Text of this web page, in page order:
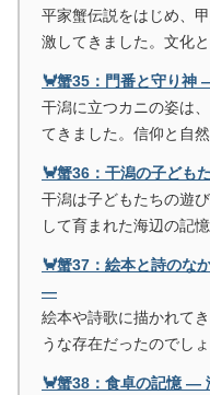
平家蟹伝説をはじめ、
激してきました。文化
🦀蟹35：門番と守り
干潟に立つカニの姿は
てきました。信仰と自
🦀蟹36：干潟の子ど
干潟は子どもたちの遊
して育まれた海辺の記
🦀蟹37：絵本と詩のな
―
絵本や詩歌に描かれて
うな存在だったのでし
🦀蟹38：食卓の記憶 ―